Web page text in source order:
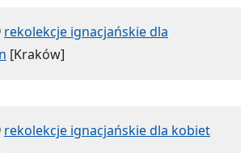
rekolekcje ignacjańskie dla
[Kraków]
rekolekcje ignacjańskie dla kobiet